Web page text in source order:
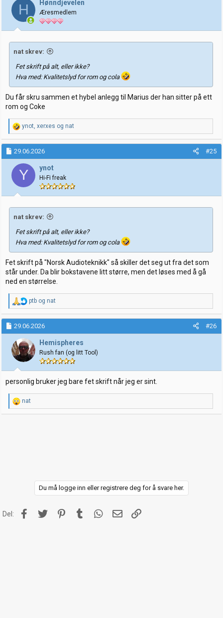
n
e
r
H Hønndjevelen
Æresmedlem
nat skrev:
Fet skrift på alt, eller ikke?
Hva med: Kvalitetslyd for rom og cola
Du får skru sammen et hybel anlegg til Marius der han sitter på ett
rom og Coke
R
e
a
k
j
o
n
e
r
ynot xerxes og nat
29.06.2026 #25
Y ynot
Hi-Fi freak
nat skrev:
Fet skrift på alt, eller ikke?
Hva med: Kvalitetslyd for rom og cola
Fet skrift på "Norsk Audioteknikk" så skiller det seg ut fra det som
står under. Da blir bokstavene litt større, men det løses med å gå
ned en størrelse.
R
e
a
k
j
o
n
r
:
ptb og nat
29.06.2026 #26
Hemispheres
Rush fan (og litt Tool)
personlig bruker jeg bare fet skrift når jeg er sint.
R
e
a
nat
Du må logge inn eller registrere deg for å svare her.
Del: Facebook
Twitter PinterestTumblr WhatsApp
E-postLink